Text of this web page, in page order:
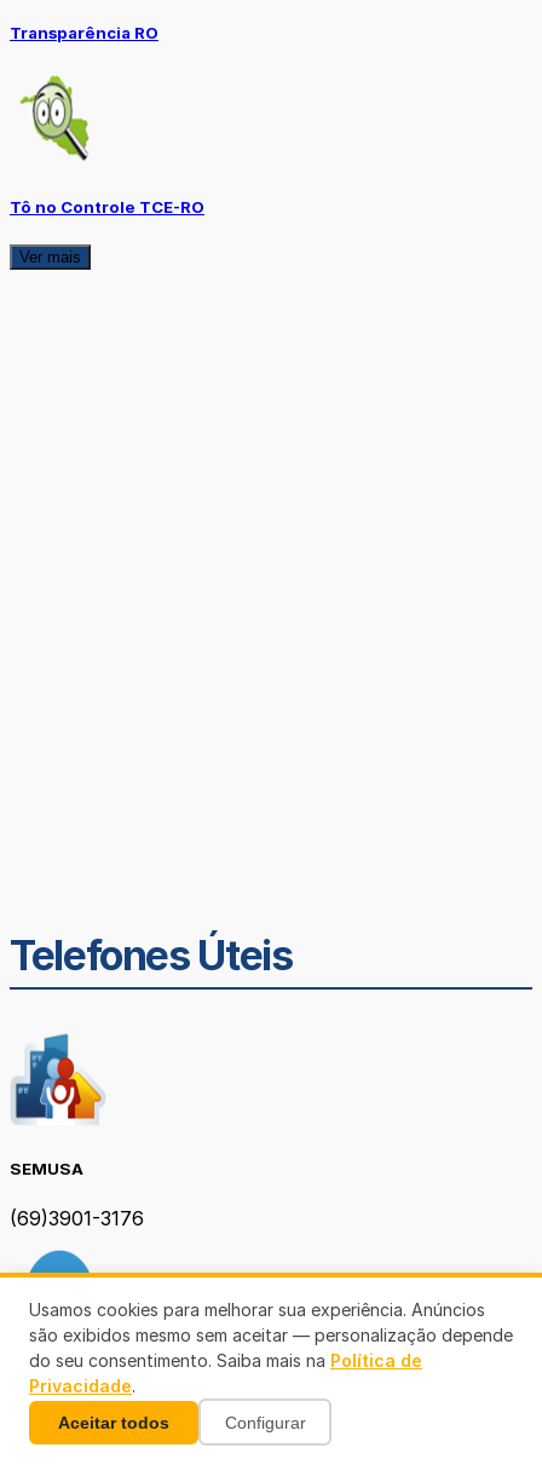
Transparência RO
Tô no Controle TCE-RO
Ver mais
Telefones Úteis
SEMUSA
(69)3901-3176
SEMOB PVH
(69) 3901-3167
Usamos cookies para melhorar sua experiência. Anúncios
são exibidos mesmo sem aceitar — personalização depende
do seu consentimento. Saiba mais na Política de
Privacidade.
Aceitar todos Configurar